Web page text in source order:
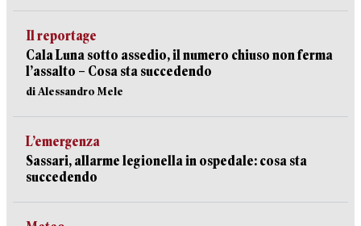
Il reportage
Cala Luna sotto assedio, il numero chiuso non ferma
l’assalto – Cosa sta succedendo
di Alessandro Mele
L’emergenza
Sassari, allarme legionella in ospedale: cosa sta
succedendo